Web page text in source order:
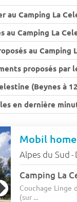
au Camping La
Camping La
au Camping
proposés par
(Beynes à
en dernière
Mobil home
Alpes du Sud -
Camping La
Couchage Linge
(sur ...